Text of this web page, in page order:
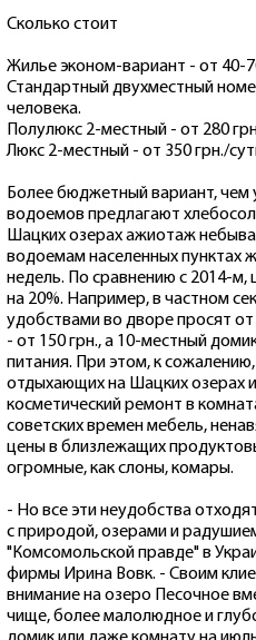
Сколько стоит
Жилье эконом-вариант - от 40-
Стандартный двухместный
человека.
Полулюкс 2-местный - от 280
Люкс 2-местный - от 350 грн./
Более бюджетный вариант, чем
водоемов предлагают
Шацких озерах ажиотаж
водоемам населенных пунктах
недель. По сравнению с 2014-м,
на 20%. Например, в частном
удобствами во дворе просят
- от 150 грн., а 10-местный
питания. При этом, к
отдыхающих на Шацких озерах и
косметический ремонт в
советских времен мебель,
цены в близлежащих
огромные, как слоны, комары.
- Но все эти неудобства
с природой, озерами и
"Комсомольской правде" в
фирмы Ирина Вовк. - Своим
внимание на озеро Песочное
чище, более малолюдное и